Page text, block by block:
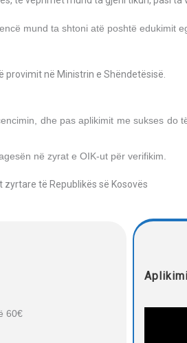
mund ta shtoni atë poshtë edukimit
provimit në Ministrin e Shëndetësisë.
dhe pas aplikimit me sukses
në zyrat e OIK-ut për verifikim.
të Republikës së Kosovës
60€